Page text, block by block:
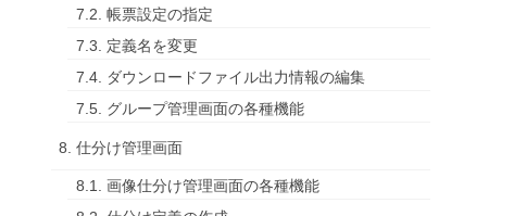
7.2. 帳票設定の指定
7.3. 定義名を変更
7.4. ダウンロードファイル出力情報の編集
7.5. グループ管理画面の各種機能
8. 仕分け管理画面
8.1. 画像仕分け管理画面の各種機能